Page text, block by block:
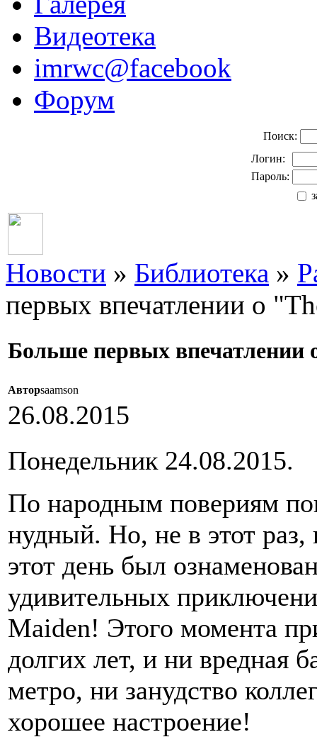
Видеотека
imrwc@facebook
Форум
Поиск:
Логин:
Пароль:
Новости » Библиотека »
первых впечатлении о
Больше первых впечатлении
Авторsaamson
26.08.2015
Понедельник 24.08.2015.
По народным повериям
нудный. Но, не в этот
этот день был
удивительных
Maiden! Этого момента
долгих лет, и ни вредная
метро, ни занудство
хорошее настроение!